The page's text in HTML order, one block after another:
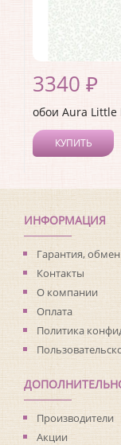
3340 ₽
обои Aura Little
КУПИТЬ
ИНФОРМАЦИЯ
Гарантия,
Контакты
О компании
Оплата
Политика
Производители
Акции